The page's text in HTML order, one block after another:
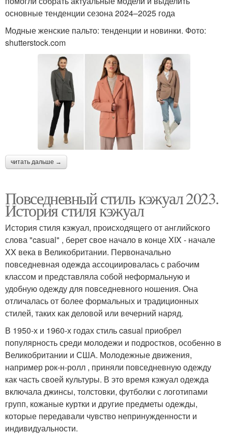
основные тенденции сезона 2024–2025 года
Модные женские пальто: тенденции и новинки. Фото:
shutterstock.com
читать дальше →
Повседневный стиль кэжуал 2023.
История стиля кэжуал
История стиля кэжуал, происходящего от английского
слова "casual" , берет свое начало в конце XIX - начале
XX века в Великобритании. Первоначально
повседневная одежда ассоциировалась с рабочим
классом и представляла собой неформальную и
удобную одежду для повседневного ношения. Она
отличалась от более формальных и традиционных
стилей, таких как деловой или вечерний наряд.
В 1950-х и 1960-х годах стиль casual приобрел
популярность среди молодежи и подростков, особенно в
Великобритании и США. Молодежные движения,
например рок-н-ролл , приняли повседневную одежду
как часть своей культуры. В это время кэжуал одежда
включала джинсы, толстовки, футболки с логотипами
групп, кожаные куртки и другие предметы одежды,
которые передавали чувство непринужденности и
индивидуальности.